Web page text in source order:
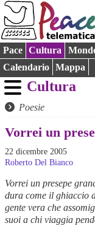
Pace Cultura
Calendario
Mappa
Cultura
Poesie
Vorrei un
22 dicembre 2005
Roberto Del Bianco
Vorrei un presepe
dura come il ghiaccio
gente vera che
suoi a chi viaggia